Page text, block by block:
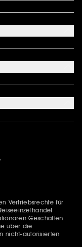
Vertriebsrechte für
Geschäften
über die
nicht-autorisierten